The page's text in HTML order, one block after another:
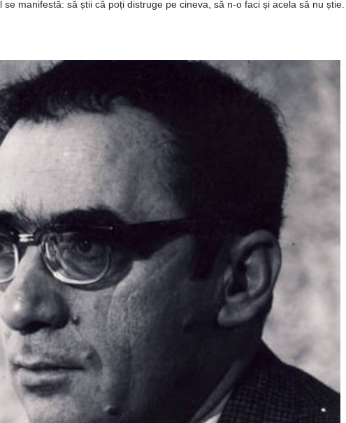
manifestă: să știi că poți distruge pe cineva, să n-o faci și acela să nu știe.